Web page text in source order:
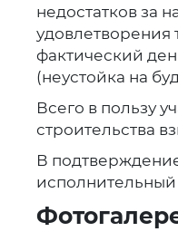
недостатков за
удовлетворения
фактический
(неустойка на
Всего в пользу
строительства
В
исполнительный